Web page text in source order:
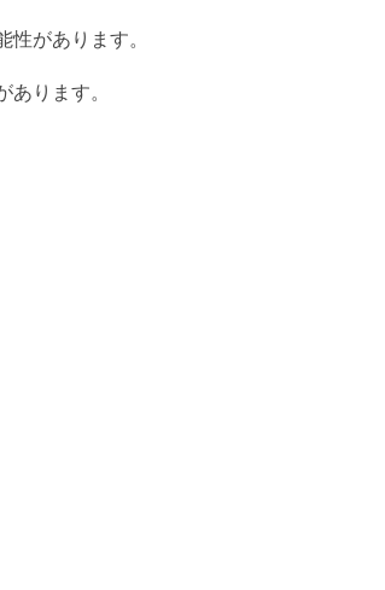
があります。
ります。